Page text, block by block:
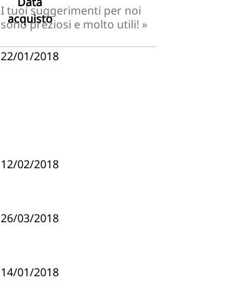
acquisto
22/01/2018
12/02/2018
26/03/2018
14/01/2018
I tuoi suggerimenti per noi
sono preziosi e molto utili! »